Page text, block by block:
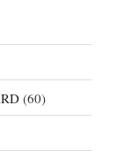
(60)